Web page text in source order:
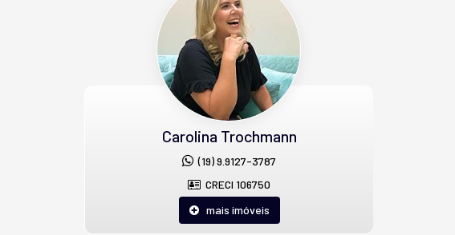
Carolina Trochmann
(19) 9.9127-3787
CRECI 106750
mais imóveis